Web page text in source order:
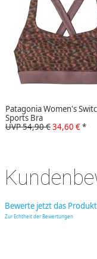
Patagonia Women's
Sports Bra
UVP 54,90 €34,60 €*
Bewerte jetzt das
Zur Echtheit der Bewertungen